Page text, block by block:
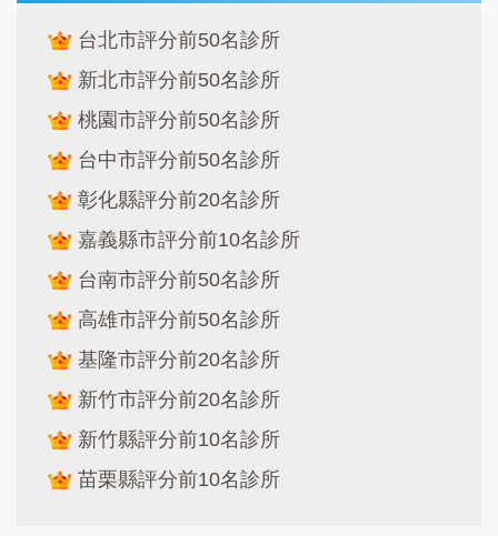
台北市評分前50名診所
新北市評分前50名診所
桃園市評分前50名診所
台中市評分前50名診所
彰化縣評分前20名診所
嘉義縣市評分前10名診所
台南市評分前50名診所
高雄市評分前50名診所
基隆市評分前20名診所
新竹市評分前20名診所
新竹縣評分前10名診所
苗栗縣評分前10名診所